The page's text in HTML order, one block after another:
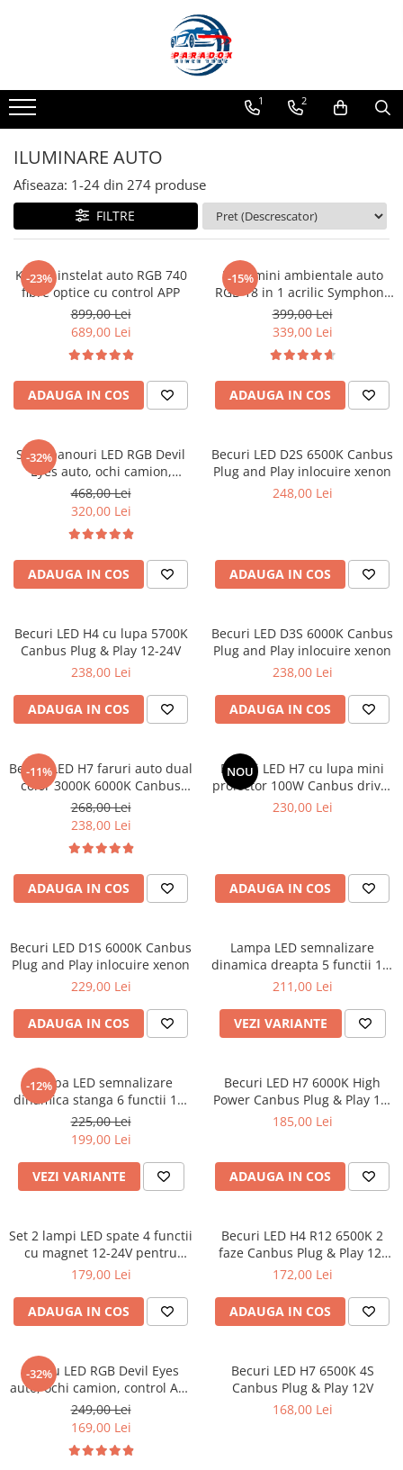
ACCESORII AUTO
Abtibild / Sticker Auto
Baby on Board
Limitare de viteza
Semn incepator
Accesorii Camping
Accesorii Curatare Auto
Accesorii Sezon Rece
Accesorii Siguranta Auto
Banda Reflectorizanta
Bare Portbagaj
Capace Prezoane
Carcase Chei Auto
Carcasa cheie Audi
Carcasa cheie Bmw
Carcasa cheie Dacia
Carcasa Cheie Fiat
Carcasa Cheie Hyundai
Carcasa Cheie Mercedes Benz
Carcasa Cheie Opel
Carcasa Cheie Peugeot
Carcasa Cheie Renault
Carcasa Cheie Skoda
Carcasa Cheie Toyota
Cotiere Auto
Folie Geamuri
Huse Volan Auto
Huse Volan cu Ac si Ata
Huse Volan din Piele Ecologica cu
Silicon
Huse Volan Piele Naturala
Huse Volan Silicon
Nuca Volan
Oglinda Retrovizoare
Ornamente Auto
Ornamente Pedale Auto
Ornamente Protectie Portiera
Ornamente Toba Auto
Parasolare Auto
Plasa elastica & Organizator Auto
Prelate Auto
Stergatoare Parbriz
Suport Auto Ochelari
Suporti Numar Inmatriculare
Suporti Pahar Auto
1 2
ILUMINARE AUTO
Afiseaza: 1-24 din 274 produse
FILTRE
-23%
Kit cer instelat auto RGB 740
fibre optice cu control APP
899,00 Lei
689,00 Lei
ADAUGA IN COS
-15%
Kit lumini ambientale auto
RGB 18 in 1 acrilic Symphony
Bluetooth
399,00 Lei
339,00 Lei
ADAUGA IN COS
-32%
Set 2 panouri LED RGB Devil
Eyes auto, ochi camion,
control APP 595x120 mm
468,00 Lei
320,00 Lei
ADAUGA IN COS
Becuri LED D2S 6500K Canbus
Plug and Play inlocuire xenon
248,00 Lei
ADAUGA IN COS
Becuri LED H4 cu lupa 5700K
Canbus Plug & Play 12-24V
238,00 Lei
ADAUGA IN COS
Becuri LED D3S 6000K Canbus
Plug and Play inlocuire xenon
238,00 Lei
ADAUGA IN COS
-11%
Becuri LED H7 faruri auto dual
color 3000K 6000K Canbus
Plug & Play Bluetooth
268,00 Lei
238,00 Lei
ADAUGA IN COS
NOU
Becuri LED H7 cu lupa mini
proiector 100W Canbus driver
extern 12-24V
230,00 Lei
ADAUGA IN COS
Becuri LED D1S 6000K Canbus
Plug and Play inlocuire xenon
229,00 Lei
ADAUGA IN COS
Lampa LED semnalizare
dinamica dreapta 5 functii 12-
24V
211,00 Lei
VEZI VARIANTE
-12%
Lampa LED semnalizare
dinamica stanga 6 functii 12-
24V
225,00 Lei
199,00 Lei
VEZI VARIANTE
Becuri LED H7 6000K High
Power Canbus Plug & Play 12-
24V
185,00 Lei
ADAUGA IN COS
Set 2 lampi LED spate 4 functii
cu magnet 12-24V pentru
remorca
179,00 Lei
ADAUGA IN COS
Becuri LED H4 R12 6500K 2
faze Canbus Plug & Play 12-
24V
172,00 Lei
ADAUGA IN COS
-32%
Panou LED RGB Devil Eyes
auto, ochi camion, control APP
595x120 mm
249,00 Lei
169,00 Lei
Becuri LED H7 6500K 4S
Canbus Plug & Play 12V
168,00 Lei